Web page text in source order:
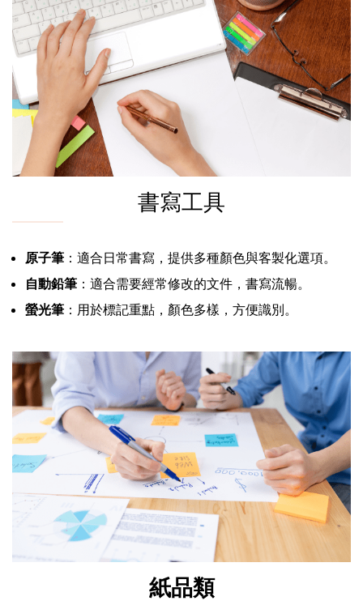
書寫工具
原子筆 ：適合日常書寫，提供多種顏色與客製化選項。
自動鉛筆 ：適合需要經常修改的文件，書寫流暢。
螢光筆 ：用於標記重點，顏色多樣，方便識別。
紙品類